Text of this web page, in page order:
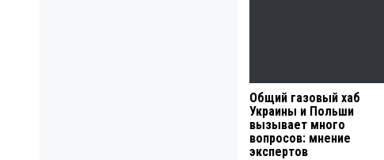
Общий газовый хаб
Украины и Польши
вызывает много
вопросов: мнение
экспертов